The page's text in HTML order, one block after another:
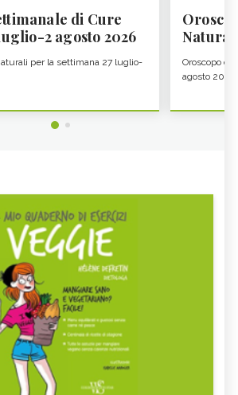
di Cure
2 agosto 2026
per la settimana 27 luglio-
Oroscopo di
agosto 2026